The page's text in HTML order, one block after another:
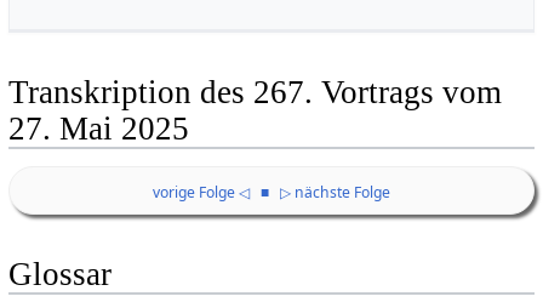
Transkription des 267. Vortrags vom
27. Mai 2025
vorige Folge ◁ ■ ▷ nächste Folge
Glossar